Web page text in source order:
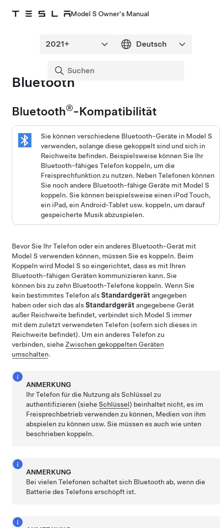
Model S Owner's Manual
Bluetooth
Bluetooth®-Kompatibilität
Sie können verschiedene Bluetooth-Geräte in Model S
verwenden, solange diese gekoppelt sind und sich in
Reichweite befinden. Beispielsweise können Sie Ihr
Bluetooth-fähiges Telefon koppeln, um die
Freisprechfunktion zu nutzen. Neben Telefonen können
Sie noch andere Bluetooth-fähige Geräte mit Model S
koppeln. Sie können beispielsweise einen iPod Touch,
ein iPad, ein Android-Tablet usw. koppeln, um darauf
gespeicherte Musik abzuspielen.
Bevor Sie Ihr Telefon oder ein anderes Bluetooth-Gerät mit
Model S verwenden können, müssen Sie es koppeln. Beim
Koppeln wird Model S so eingerichtet, dass es mit Ihren
Bluetooth-fähigen Geräten kommunizieren kann. Sie
können bis zu zehn Bluetooth-Telefone koppeln. Wenn Sie
kein bestimmtes Telefon alsStandardgerät angegeben
haben oder sich das alsStandardgerät angegebene Gerät
außer Reichweite befindet, verbindet sich Model S immer
mit dem zuletzt verwendeten Telefon (sofern sich dieses in
Reichweite befindet). Um ein anderes Telefon zu
verbinden, siehe Zwischen gekoppelten Geräten
umschalten.
ANMERKUNG
Ihr Telefon für die Nutzung als Schlüssel zu
authentifizieren (sieheSchlüssel) beinhaltet nicht, es im
Freisprechbetrieb verwenden zu können, Medien von ihm
abspielen zu können usw. Sie müssen es auch wie unten
beschrieben koppeln.
ANMERKUNG
Bei vielen Telefonen schaltet sich Bluetooth ab, wenn die
Batterie des Telefons erschöpft ist.